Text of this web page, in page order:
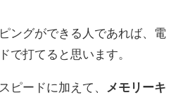
ングができる人であれば、電
で打てると思います。
ピードに加えて、 メモリーキ